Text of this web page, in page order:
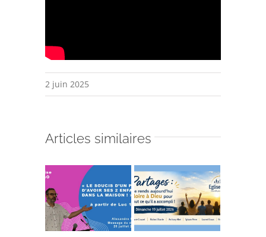
2 juin 2025
Articles similaires